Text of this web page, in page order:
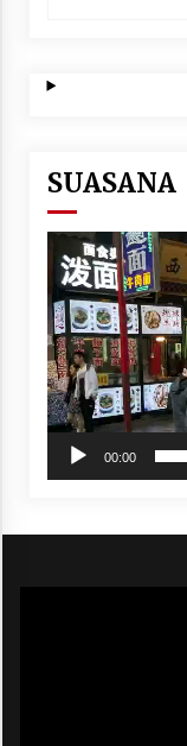
SUASANA
Video
Player
00:00